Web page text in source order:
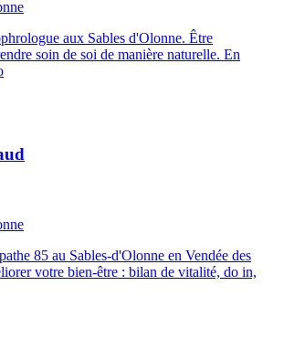
aux Sables d'Olonne. Être
soin de soi de manière naturelle. En
85 au Sables-d'Olonne en Vendée des
votre bien-être : bilan de vitalité, do in,